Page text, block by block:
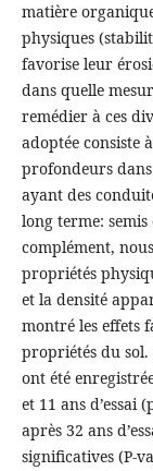
matière
physiques
favorise leur
dans quelle
remédier à ces
adoptée consiste
profondeurs
ayant des
long terme: semis
complément,
propriétés
et la densité
montré les effets
propriétés du sol.
ont été
et 11 ans
après 32 ans
significatives (P-